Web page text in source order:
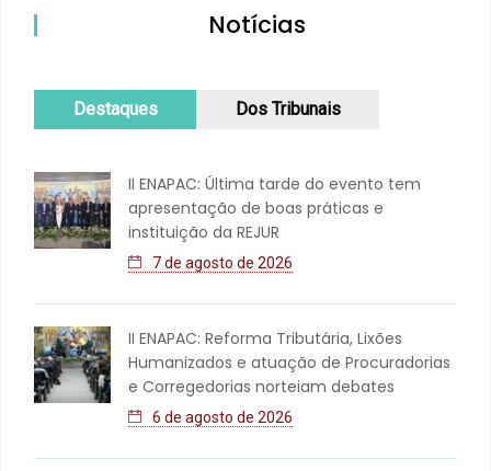
Notícias
Destaques Dos Tribunais
II ENAPAC: Última tarde do evento tem
apresentação de boas práticas e
instituição da REJUR
7 de agosto de 2026
II ENAPAC: Reforma Tributária, Lixões
Humanizados e atuação de Procuradorias
e Corregedorias norteiam debates
6 de agosto de 2026